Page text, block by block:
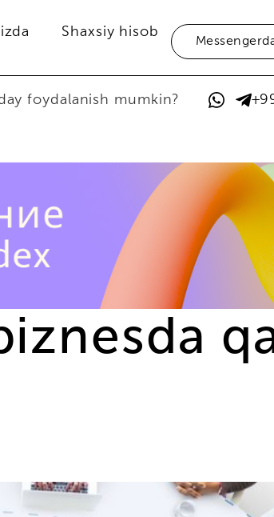
Shaxsiy hisob
foydalanish mumkin?